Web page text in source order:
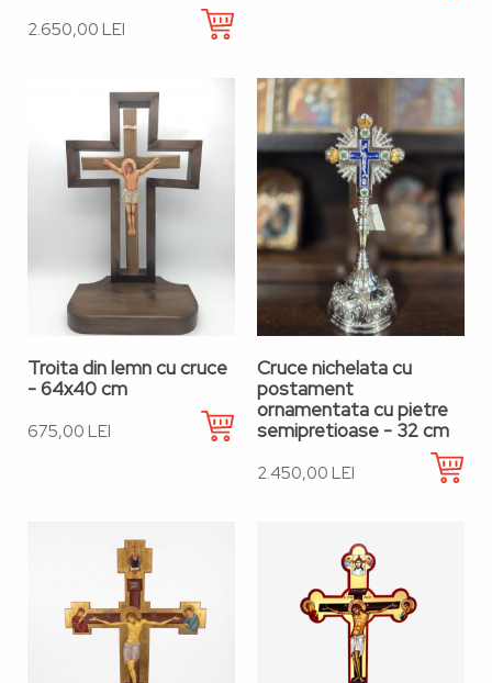
2.650,00 LEI
Troita din lemn cu cruce
- 64x40 cm
675,00 LEI
Cruce nichelata cu
postament
ornamentata cu pietre
semipretioase - 32 cm
2.450,00 LEI